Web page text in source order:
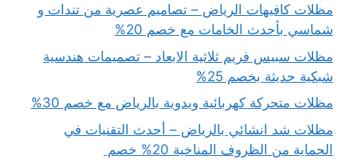
مظلات كافيهات الرياض – تصاميم عصرية من تندات و
شماسي بأحدث الخامات مع خصم 20%
مظلات سبيس فريم ثلاثية الابعاد – تصميمات هندسية
شبكية حديثة بخصم 25%
مظلات متحركة كهربائية ويدوية بالرياض مع خصم 30%
مظلات شد انشائي بالرياض – أحدث التقنيات في
الحماية من الظروف المناخية 20% خصم